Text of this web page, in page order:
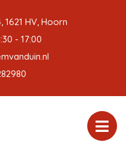
HV, Hoorn
- 17:00